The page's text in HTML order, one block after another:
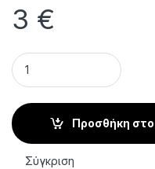
3 €
Λειαντική χάρτινη λίμα
Προσθήκη στο
Σύγκριση